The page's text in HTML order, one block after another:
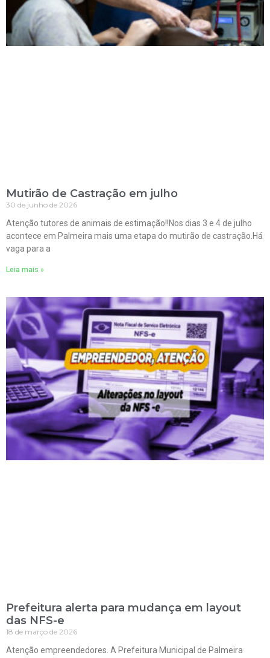
Mutirão de Castração em julho
30 de junho de 2026
Atenção tutores de animais de estimação!!Nos dias 3 e 4 de julho
acontece em Palmeira mais uma etapa do mutirão de castração.Há
vaga para a
Leia mais »
Prefeitura alerta para mudança em layout
das NFS-e
18 de março de 2026
Atenção empreendedores. A Prefeitura Municipal de Palmeira